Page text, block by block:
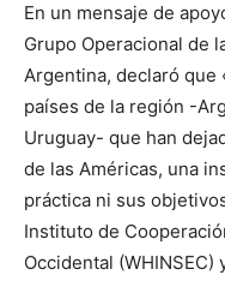
En un mensaje de
Grupo Operacional de
Argentina, declaró que
países de la región -
Uruguay- que han
de las Américas, una
práctica ni sus
Instituto de
Occidental (WHINSEC)